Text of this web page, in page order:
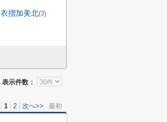
衣摺加美北(3)
表示件数：
1 2 次へ>> 最初